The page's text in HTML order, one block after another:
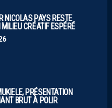
NICOLAS PAYS RESTE
MILIEU CRÉATIF ESPÉRÉ
PRÉSENTATION
BRUT À POLIR